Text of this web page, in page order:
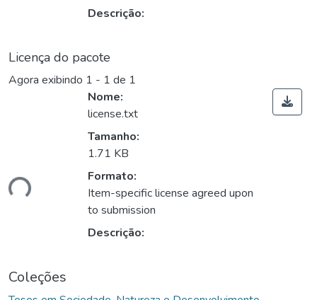
Descrição:
Licença do pacote
Agora exibindo 1 - 1 de 1
Carregando...
Nome:
license.txt
Tamanho:
1.71 KB
Formato:
Item-specific license agreed upon
to submission
Descrição:
Coleções